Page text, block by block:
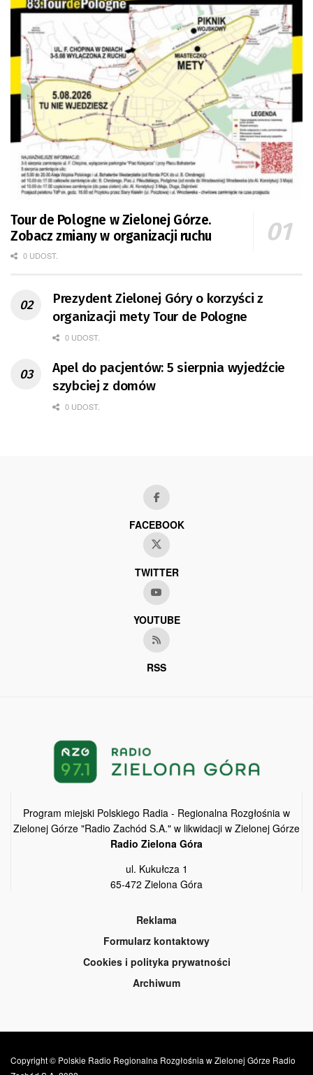
Tour de Pologne w Zielonej Górze.
Zobacz zmiany w organizacji ruchu
0 UDOST.
Prezydent Zielonej Góry o korzyści z
organizacji mety Tour de Pologne
0 UDOST.
Apel do pacjentów: 5 sierpnia wyjedźcie
szybciej z domów
0 UDOST.
FACEBOOK
TWITTER
YOUTUBE
RSS
Program miejski Polskiego Radia - Regionalna Rozgłośnia w
Zielonej Górze "Radio Zachód S.A." w likwidacji w Zielonej Górze
Radio Zielona Góra
ul. Kukułcza 1
65-472 Zielona Góra
Reklama
Formularz kontaktowy
Cookies i polityka prywatności
Archiwum
Copyright © Polskie Radio Regionalna Rozgłośnia w Zielonej Górze Radio